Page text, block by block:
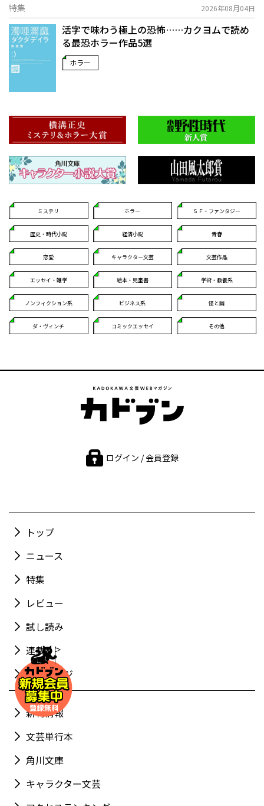
特集 2026年08月04日
活字で味わう極上の恐怖……カクヨムで読め
る最恐ホラー作品5選
ホラー
ミステリ ホラー ＳＦ・ファンタジー
歴史・時代小説 経済小説 青春
恋愛 キャラクター文芸 文芸作品
エッセイ・雑学 絵本・児童書 学術・教養系
ノンフィクション系 ビジネス系 怪と幽
ダ・ヴィンチ コミックエッセイ その他
ログイン / 会員登録
トップ
ニュース
特集
レビュー
試し読み
連載
特設ページ
新刊情報
文芸単行本
角川文庫
キャラクター文芸